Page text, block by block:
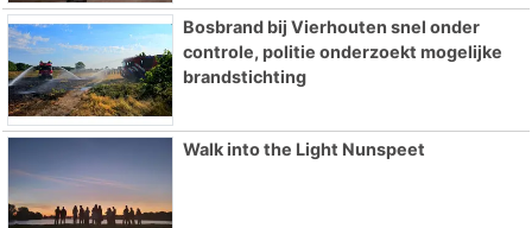
Bosbrand bij Vierhouten snel onder
controle, politie onderzoekt mogelijke
brandstichting
Walk into the Light Nunspeet